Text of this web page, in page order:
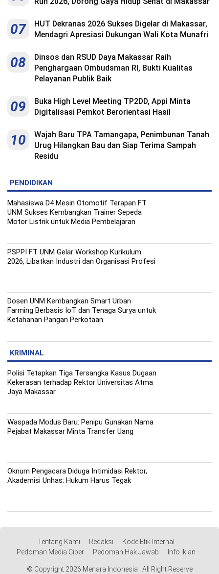
07
HUT Dekranas 2026 Sukses Digelar di Makassar,
Mendagri Apresiasi Dukungan Wali Kota Munafri
08
Dinsos dan RSUD Daya Makassar Raih
Penghargaan Ombudsman RI, Bukti Kualitas
Pelayanan Publik Baik
09
Buka High Level Meeting TP2DD, Appi Minta
Digitalisasi Pemkot Berorientasi Hasil
10
Wajah Baru TPA Tamangapa, Penimbunan Tanah
Urug Hilangkan Bau dan Siap Terima Sampah
Residu
PENDIDIKAN
Mahasiswa D4 Mesin Otomotif Terapan FT
UNM Sukses Kembangkan Trainer Sepeda
Motor Listrik untuk Media Pembelajaran
PSPPI FT UNM Gelar Workshop Kurikulum
2026, Libatkan Industri dan Organisasi Profesi
Dosen UNM Kembangkan Smart Urban
Farming Berbasis IoT dan Tenaga Surya untuk
Ketahanan Pangan Perkotaan
KRIMINAL
Polisi Tetapkan Tiga Tersangka Kasus Dugaan
Kekerasan terhadap Rektor Universitas Atma
Jaya Makassar
Waspada Modus Baru: Penipu Gunakan Nama
Pejabat Makassar Minta Transfer Uang
Oknum Pengacara Diduga Intimidasi Rektor,
Akademisi Unhas: Hukum Harus Tegak
Tentang Kami Redaksi
Kode Etik Internal
Pedoman Media Ciber
Pedoman Hak Jawab Info Iklan
© Copyright 2026 Menara Indonesia . All Right Reserve